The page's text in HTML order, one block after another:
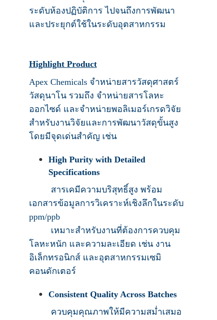
ระดับห้องปฏิบัติการ ไปจนถึงการพัฒนา
และประยุกต์ใช้ในระดับอุตสาหกรรม
Highlight Product
Apex Chemicals จำหน่ายสารวัสดุศาสตร์
วัสดุนาโน รวมถึง จำหน่ายสารโลหะ
ออกไซด์ และจำหน่ายพอลิเมอร์เกรดวิจัย
สำหรับงานวิจัยและการพัฒนาวัสดุขั้นสูง
โดยมีจุดเด่นสำคัญ เช่น
High Purity with Detailed
Specifications
สารเคมีความบริสุทธิ์สูง พร้อม
เอกสารข้อมูลการวิเคราะห์เชิงลึกในระดับ
ppm/ppb
เหมาะสำหรับงานที่ต้องการควบคุม
โลหะหนัก และความละเอียด เช่น งาน
อิเล็กทรอนิกส์ และอุตสาหกรรมเซมิ
คอนดักเตอร์
Consistent Quality Across Batches
ควบคุมคุณภาพให้มีความสม่ำเสมอ